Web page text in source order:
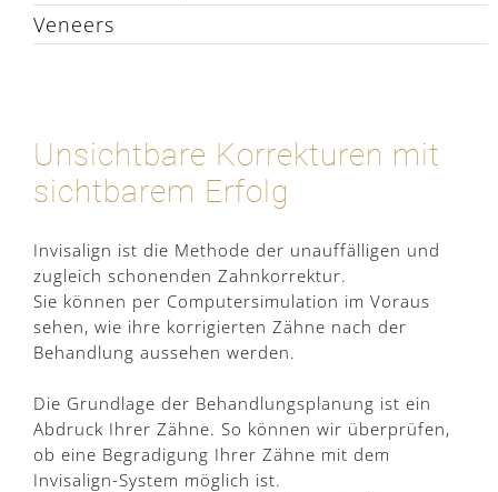
Veneers
Unsichtbare Korrekturen mit
sichtbarem Erfolg
Invisalign ist die Methode der unauffälligen und
zugleich schonenden Zahnkorrektur.
Sie können per Computersimulation im Voraus
sehen, wie ihre korrigierten Zähne nach der
Behandlung aussehen werden.
Die Grundlage der Behandlungsplanung ist ein
Abdruck Ihrer Zähne. So können wir überprüfen,
ob eine Begradigung Ihrer Zähne mit dem
Invisalign-System möglich ist.